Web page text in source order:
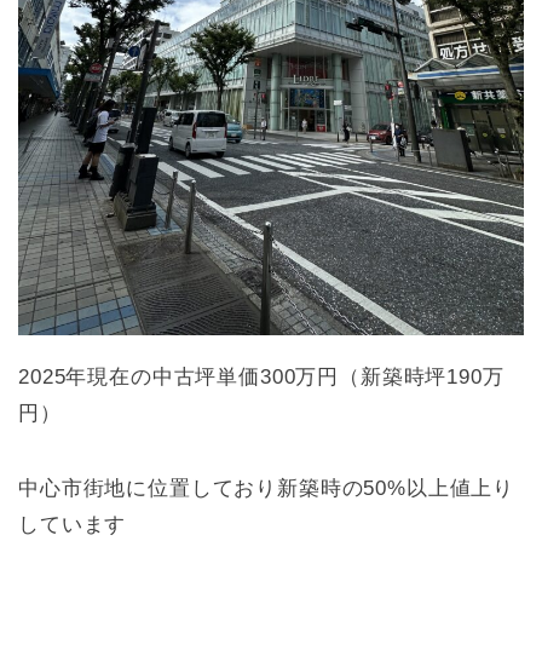
2025年現在の中古坪単価300万円（新築時坪190万
円）
中心市街地に位置しており新築時の50%以上値上り
しています